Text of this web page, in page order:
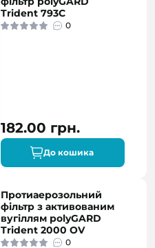
Trident 793С
0
182.00 грн.
До кошика
Протиаерозольний
фільтр з активованим
вугіллям polyGARD
Trident 2000 OV
0